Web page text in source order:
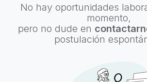
No hay oportunidades
momento,
pero no dude en
postulación